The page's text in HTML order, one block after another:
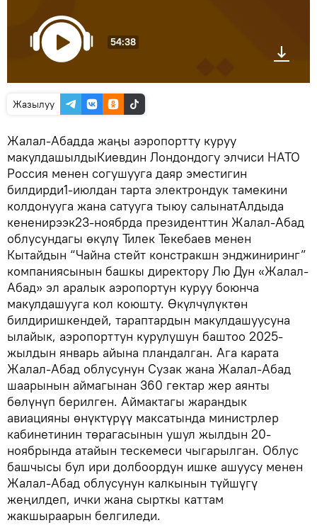
54:38
Жазылуу
Жалал-Абадда жаңы аэропортту куруу
макулдашылдыКиевдин Лондондогу элчиси НАТО
Россия менен согушууга даяр эместигин
билдирди1-июлдан тарта электрондук тамекини
колдонууга жана сатууга тыюу салынатАлдыда
кененирээк23-ноябрда президенттин Жалал-Абад
облусундагы өкүлү Тилек Текебаев менен
Кытайдын “Чайна стейт констракшн энджиниринг”
компаниясынын башкы директору Лю Дун «Жалал-
Абад» эл аралык аэропортун куруу боюнча
макулдашууга кол коюшту. Өкүлчүлүктөн
билдиришкендей, тараптардын макулдашуусуна
ылайык, аэропорттун курулушун баштоо 2025-
жылдын январь айына пландалган. Ага карата
Жалал-Абад облусунун Сузак жана Жалал-Абад
шаарынын аймагынан 360 гектар жер аянты
бөлүнүп берилген. Аймактагы жарандык
авиацияны өнүктүрүү максатында министрлер
кабинетинин төрагасынын ушул жылдын 20-
ноябрында атайын тескемеси чыгарылган. Облус
башчысы бул ири долбоордун ишке ашуусу менен
Жалал-Абад облусунун калкынын түйшүгү
жеңилдеп, ички жана сырткы каттам
жакшыраарын белгиледи.